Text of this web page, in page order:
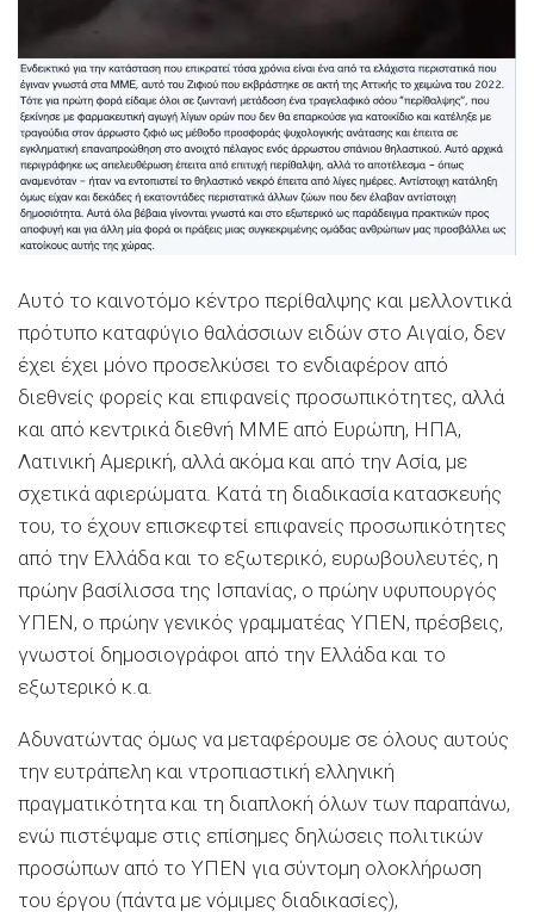
Αυτό το καινοτόμο κέντρο περίθαλψης και μελλοντικά
πρότυπο καταφύγιο θαλάσσιων ειδών στο Αιγαίο, δεν
έχει έχει μόνο προσελκύσει το ενδιαφέρον από
διεθνείς φορείς και επιφανείς προσωπικότητες, αλλά
και από κεντρικά διεθνή ΜΜΕ από Ευρώπη, ΗΠΑ,
Λατινική Αμερική, αλλά ακόμα και από την Ασία, με
σχετικά αφιερώματα. Κατά τη διαδικασία κατασκευής
του, το έχουν επισκεφτεί επιφανείς προσωπικότητες
από την Ελλάδα και το εξωτερικό, ευρωβουλευτές, η
πρώην βασίλισσα της Ισπανίας, ο πρώην υφυπουργός
ΥΠΕΝ, ο πρώην γενικός γραμματέας ΥΠΕΝ, πρέσβεις,
γνωστοί δημοσιογράφοι από την Ελλάδα και το
εξωτερικό κ.α.
Αδυνατώντας όμως να μεταφέρουμε σε όλους αυτούς
την ευτράπελη και ντροπιαστική ελληνική
πραγματικότητα και τη διαπλοκή όλων των παραπάνω,
ενώ πιστέψαμε στις επίσημες δηλώσεις πολιτικών
προσώπων από το ΥΠΕΝ για σύντομη ολοκλήρωση
του έργου (πάντα με νόμιμες διαδικασίες),